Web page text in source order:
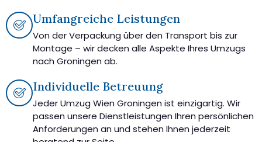
Umfangreiche Leistungen
Von der Verpackung über den Transport bis zur
Montage – wir decken alle Aspekte Ihres Umzugs
nach Groningen ab.
Individuelle Betreuung
Jeder Umzug Wien Groningen ist einzigartig. Wir
passen unsere Dienstleistungen Ihren persönlichen
Anforderungen an und stehen Ihnen jederzeit